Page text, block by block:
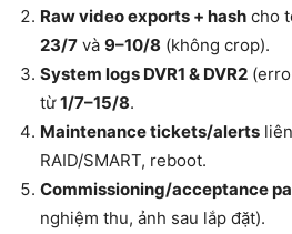
Raw video exports + hash cho
23/7 và 9–10/8 (không crop).
System logs DVR1 & DVR2
từ1/7–15/8.
Maintenance tickets/alerts
RAID/SMART, reboot.
Commissioning/acceptance
nghiệm thu, ảnh sau lắp đặt).